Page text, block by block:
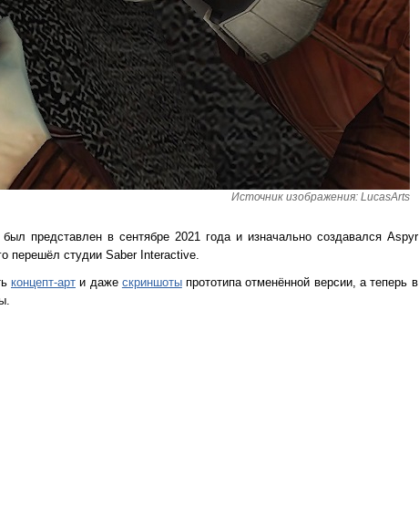
Источник изображения: LucasArts
представлен в сентябре 2021 года и изначально создавался Aspyr
перешёл студии Saber Interactive.
концепт-арт и даже скриншотыпрототипа отменённой версии, а теперь в